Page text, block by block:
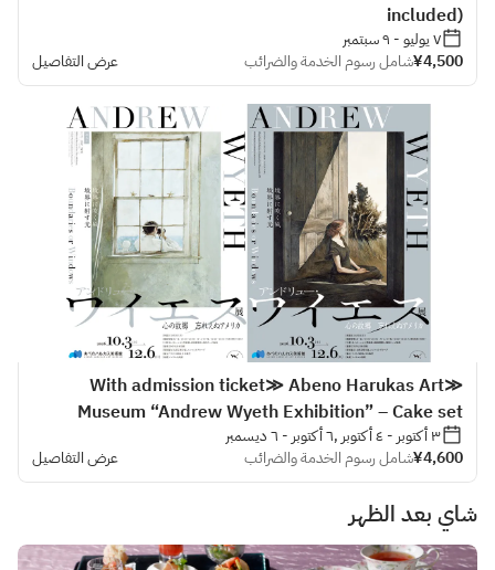
included)
٧ يوليو - ٩ سبتمبر
¥4,500شامل رسوم الخدمة والضرائب عرض التفاصيل
≪With admission ticket≫ Abeno Harukas Art
Museum “Andrew Wyeth Exhibition” – Cake set
٣ أكتوبر - ٤ أكتوبر ,٦ أكتوبر - ٦ ديسمبر
¥4,600شامل رسوم الخدمة والضرائب عرض التفاصيل
شاي بعد الظهر